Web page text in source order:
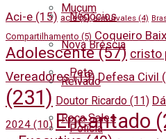
Negócios
Pets
Polícia
Muçum
Nova Bréscia
Relvado
Roca Sales
Aci-e (15) acie(6) amturvales (4)
Compartilhamento (5) Coqueiro
Adolescente(57) cristo
Vereadores(19) Defesa Civil
(231) Doutor Ricardo (11)
2024 (10) Encantado